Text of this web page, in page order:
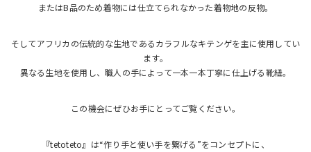
またはB品のため着物には仕立てられなかった着物地の反物。
そしてアフリカの伝統的な生地であるカラフルなキテンゲを主に使用してい
ます。
異なる生地を使用し、職人の手によって一本一本丁寧に仕上げる靴紐。
この機会にぜひお手にとってご覧ください。
『tetoteto』は“作り手と使い手を繋げる”をコンセプトに、